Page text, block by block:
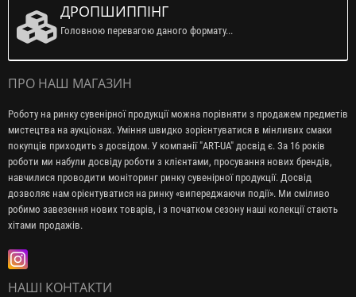
ДРОПШИППІНГ
Головною перевагою даного формату...
ПРО НАШ МАГАЗИН
Роботу на ринку сувенірної продукції можна порівняти з продажем предметів
мистецтва на аукціонах. Уміння швидко зорієнтуватися в мінливих смаки
покупців приходить з досвідом. У компанії "ART-UA" досвід є. За 16 років
роботи ми набули досвіду роботи з клієнтами, просування нових брендів,
навчилися проводити моніторинг ринку сувенірної продукції. Досвід
дозволяє нам орієнтуватися на ринку «випереджаючи події». Ми сміливо
робимо завезення нових товарів, і з початком сезону наші колекції стають
хітами продажів.
НАШІ КОНТАКТИ